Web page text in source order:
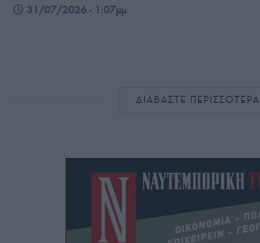
31/07/2026 - 1:07μμ
ΔΙΑΒΑΣΤΕ ΠΕΡΙΣΣΟΤΕΡΑ